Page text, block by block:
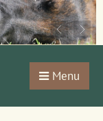
Menu